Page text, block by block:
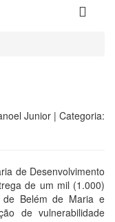
Junior | Categoria:
de Desenvolvimento
de um mil (1.000)
Belém de Maria e
de vulnerabilidade